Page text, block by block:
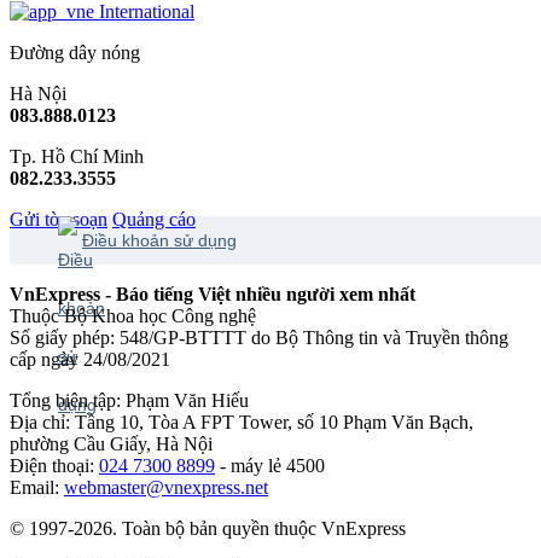
International
Đường dây nóng
Hà Nội
083.888.0123
Tp. Hồ Chí Minh
082.233.3555
Gửi tòa soạn Quảng cáo
Điều khoản sử dụng
VnExpress - Báo tiếng Việt nhiều người xem nhất
Thuộc Bộ Khoa học Công nghệ
Số giấy phép: 548/GP-BTTTT do Bộ Thông tin và Truyền thông
cấp ngày 24/08/2021
Tổng biên tập: Phạm Văn Hiếu
Địa chỉ: Tầng 10, Tòa A FPT Tower, số 10 Phạm Văn Bạch,
phường Cầu Giấy, Hà Nội
Điện thoại: 024 7300 8899 - máy lẻ 4500
Email: webmaster@vnexpress.net
© 1997-2026. Toàn bộ bản quyền thuộc VnExpress